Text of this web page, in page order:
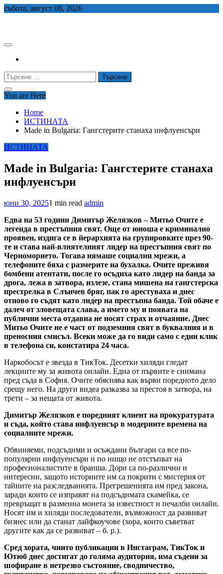
Skip
събота, август 08, 2026
Търсене
за:
You are Here
Home
ИСТИНАТА
Made in Bulgaria: Гангстерите станаха инфлуенсъри
ИСТИНАТА
Made in Bulgaria: Гангстерите станаха
инфлуенсъри
юни 30, 20251 min read admin
Eдва на 53 години Димитър Желязков – Митьо Очите е
легенда в престъпния свят. Още от юноша е криминално
проявен, издига се в йерархията на групировките през 90-
те и става най-влиятелният лидер на престъпния свят по
Черноморието. Тогава нямаше социални мрежи, а
телефоните бяха с размерите на бухалка. Очите преживя
бомбени атентати, после го осъдиха като лидер на банда за
дрога, лежа в затвора, излезе, стана мишена на гангстерска
престрелка в Слънчев бряг, пак го арестуваха и днес
отново го съдят като лидер на престъпна банда. Той обаче е
далеч от зловещата слава, а името му и появата на
публични места отдавна не носят страх и отчаяние. Днес
Митьо Очите не е част от подземния свят в буквалния и в
преносния смисъл. Всеки може да го види само с един клик
в телефона си, констатира 24 часа.
Наркобосът е звезда в ТикТок. Десетки хиляди гледат
лекциите му за живота онлайн. Една от първите е снимана
пред съда в София. Очите обяснява как върви поредното дело
срещу него. На други видеа разказва за престоя в затвора, на
трети – за нещата от живота.
Димитър Желязков е поредният клиент на прокуратурата
и съда, който става инфлуенсър в модерните времена на
социалните мрежи.
Обвиняеми, подсъдими и осъждани българи са все по-
популярни инфлуенсъри и по нищо не отстъпват на
професионалистите в бранша. Дори са по-различни и
интересни, защото историите им са покрити с мистерия от
тайните на разследванията. Прегрешенията им пред закона,
заради които се изправят на подсъдимата скамейка, се
превръщат в разменна монета за известност и печалби онлайн.
Носят им и хиляди последователи, възможност да развиват
бизнес или да станат лайфкоучове (хора, които съветват
другите как да се развиват – б. р.).
Сред хората, чиито публикации в Инстаграм, ТикТок и
Ютюб днес достигат до голяма аудитория, има съдени за
шофиране в нетрезво състояние, сводничество,